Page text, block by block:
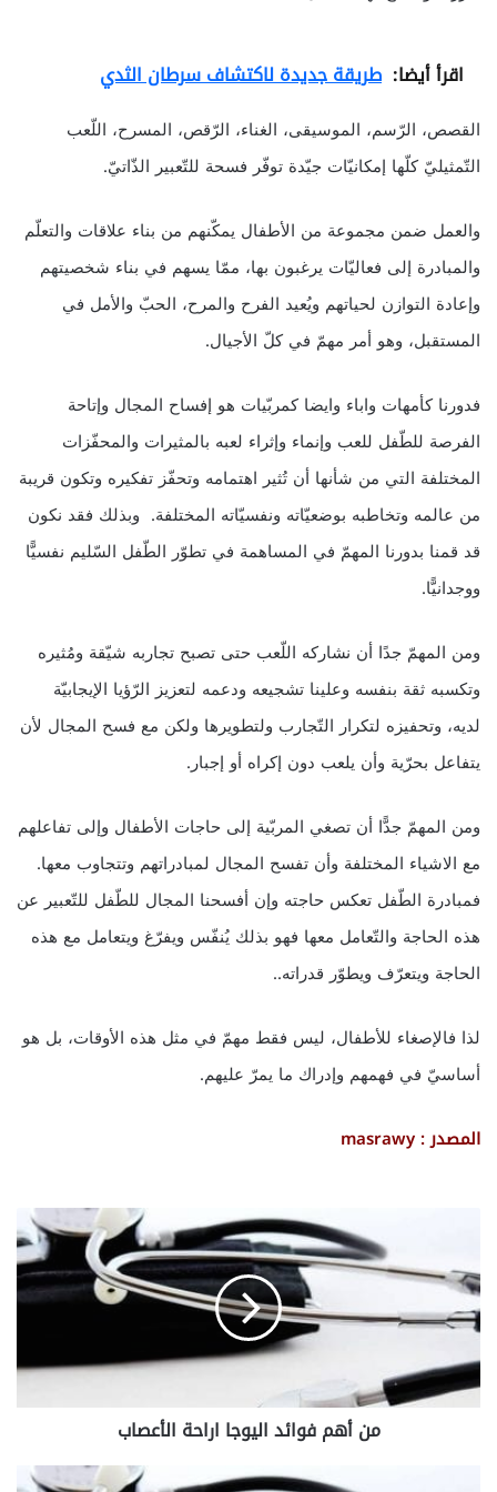
اقرأ أيضا: طريقة جديدة لاكتشاف سرطان الثدي
القصص، الرّسم، الموسيقى، الغناء، الرّقص، المسرح، اللّعب
التّمثيليّ كلّها إمكانيّات جيّدة توفّر فسحة للتّعبير الذّاتيّ.
والعمل ضمن مجموعة من الأطفال يمكّنهم من بناء علاقات والتعلّم
والمبادرة إلى فعاليّات يرغبون بها، ممّا يسهم في بناء شخصيتهم
وإعادة التوازن لحياتهم ويُعيد الفرح والمرح، الحبّ والأمل في
المستقبل، وهو أمر مهمّ في كلّ الأجيال.
فدورنا كأمهات واباء وايضا كمربّيات هو إفساح المجال وإتاحة
الفرصة للطّفل للعب وإنماء وإثراء لعبه بالمثيرات والمحفّزات
المختلفة التي من شأنها أن تُثير اهتمامه وتحفّز تفكيره وتكون قريبة
من عالمه وتخاطبه بوضعيّاته ونفسيّاته المختلفة. وبذلك فقد نكون
قد قمنا بدورنا المهمّ في المساهمة في تطوّر الطّفل السّليم نفسيًّا
ووجدانيًّا.
ومن المهمّ جدًا أن نشاركه اللّعب حتى تصبح تجاربه شيّقة ومُثيره
وتكسبه ثقة بنفسه وعلينا تشجيعه ودعمه لتعزيز الرّؤيا الإيجابيّة
لديه، وتحفيزه لتكرار التّجارب ولتطويرها ولكن مع فسح المجال لأن
يتفاعل بحرّية وأن يلعب دون إكراه أو إجبار.
ومن المهمّ جدًّا أن تصغي المربّية إلى حاجات الأطفال وإلى تفاعلهم
مع الاشياء المختلفة وأن تفسح المجال لمبادراتهم وتتجاوب معها.
فمبادرة الطّفل تعكس حاجته وإن أفسحنا المجال للطّفل للتّعبير عن
هذه الحاجة والتّعامل معها فهو بذلك يُنفّس ويفرّغ ويتعامل مع هذه
الحاجة ويتعرّف ويطوّر قدراته..
لذا فالإصغاء للأطفال، ليس فقط مهمّ في مثل هذه الأوقات، بل هو
أساسيّ في فهمهم وإدراك ما يمرّ عليهم.
المصدر : masrawy
أ
ه
م
ف
و
ا
ئ
من أهم فوائد اليوجا اراحة الأعصاب